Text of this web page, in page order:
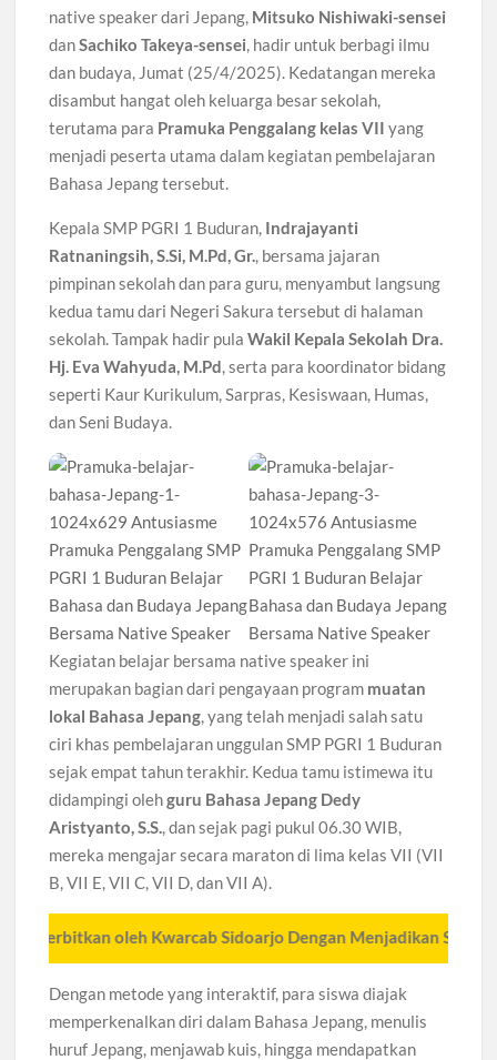
native speaker dari Jepang, Mitsuko Nishiwaki-sensei
danSachiko Takeya-sensei , hadir untuk berbagi ilmu
dan budaya, Jumat (25/4/2025). Kedatangan mereka
disambut hangat oleh keluarga besar sekolah,
terutama para Pramuka Penggalang kelas VII yang
menjadi peserta utama dalam kegiatan pembelajaran
Bahasa Jepang tersebut.
Kepala SMP PGRI 1 Buduran, Indrajayanti
Ratnaningsih, S.Si, M.Pd, Gr. , bersama jajaran
pimpinan sekolah dan para guru, menyambut langsung
kedua tamu dari Negeri Sakura tersebut di halaman
sekolah. Tampak hadir pulaWakil Kepala Sekolah Dra.
Hj. Eva Wahyuda, M.Pd , serta para koordinator bidang
seperti Kaur Kurikulum, Sarpras, Kesiswaan, Humas,
dan Seni Budaya.
Kegiatan belajar bersama native speaker ini
merupakan bagian dari pengayaan program muatan
lokal Bahasa Jepang , yang telah menjadi salah satu
ciri khas pembelajaran unggulan SMP PGRI 1 Buduran
sejak empat tahun terakhir. Kedua tamu istimewa itu
didampingi olehguru Bahasa Jepang Dedy
Aristyanto, S.S. , dan sejak pagi pukul 06.30 WIB,
mereka mengajar secara maraton di lima kelas VII (VII
B, VII E, VII C, VII D, dan VII A).
oleh Kwarcab Sidoarjo Dengan Menjadikan Status Media
Dengan metode yang interaktif, para siswa diajak
memperkenalkan diri dalam Bahasa Jepang, menulis
huruf Jepang, menjawab kuis, hingga mendapatkan